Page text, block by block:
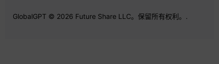
GlobalGPT © 2026 Future Share LLC。保留所有权利。.